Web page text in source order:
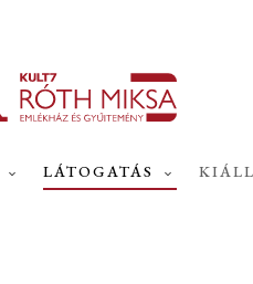
LÁTOGATÁS